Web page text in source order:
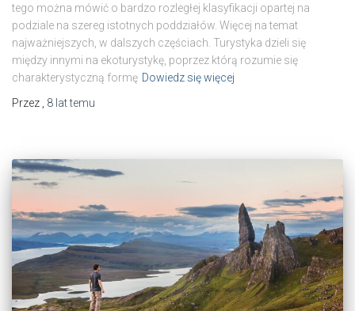
tego można mówić o bardzo rozległej klasyfikacji opartej na
podziale na szereg istotnych poddziałów. Więcej na temat
najważniejszych, w dalszych częściach. Turystyka dzieli się
między innymi na ekoturystykę, poprzez którą rozumie się
charakterystyczną formę Dowiedz się więcej
Przez
8 lattemu